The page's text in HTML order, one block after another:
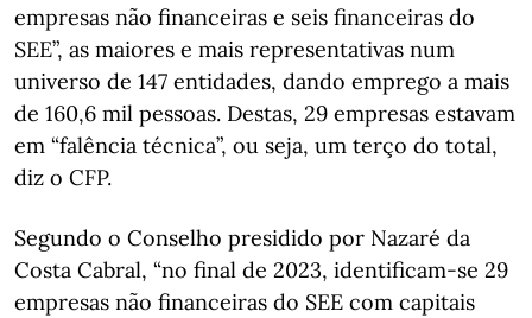
empresas não financeiras e seis financeiras do
SEE”, as maiores e mais representativas num
universo de 147 entidades, dando emprego a mais
de 160,6 mil pessoas. Destas, 29 empresas estavam
em “falência técnica”, ou seja, um terço do total,
diz o CFP.
Segundo o Conselho presidido por Nazaré da
Costa Cabral, “no final de 2023, identificam-se 29
empresas não financeiras do SEE com capitais